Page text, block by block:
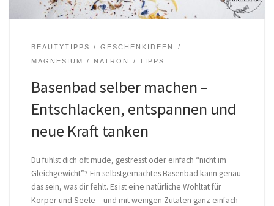
BEAUTYTIPPS
GESCHENKIDEEN
MAGNESIUM
NATRON TIPPS
Basenbad selber machen –
Entschlacken, entspannen und
neue Kraft tanken
Du fühlst dich oft müde, gestresst oder einfach “nicht im
Gleichgewicht”? Ein selbstgemachtes Basenbad kann genau
das sein, was dir fehlt. Es ist eine natürliche Wohltat für
Körper und Seele – und mit wenigen Zutaten ganz einfach